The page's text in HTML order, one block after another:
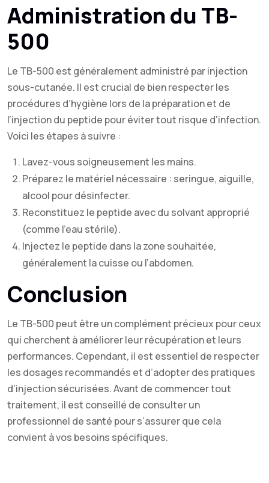
Administration du TB-
500
Le TB-500 est généralement administré par injection
sous-cutanée. Il est crucial de bien respecter les
procédures d’hygiène lors de la préparation et de
l’injection du peptide pour éviter tout risque d’infection.
Voici les étapes à suivre :
Lavez-vous soigneusement les mains.
Préparez le matériel nécessaire : seringue, aiguille,
alcool pour désinfecter.
Reconstituez le peptide avec du solvant approprié
(comme l’eau stérile).
Injectez le peptide dans la zone souhaitée,
généralement la cuisse ou l’abdomen.
Conclusion
Le TB-500 peut être un complément précieux pour ceux
qui cherchent à améliorer leur récupération et leurs
performances. Cependant, il est essentiel de respecter
les dosages recommandés et d’adopter des pratiques
d’injection sécurisées. Avant de commencer tout
traitement, il est conseillé de consulter un
professionnel de santé pour s’assurer que cela
convient à vos besoins spécifiques.